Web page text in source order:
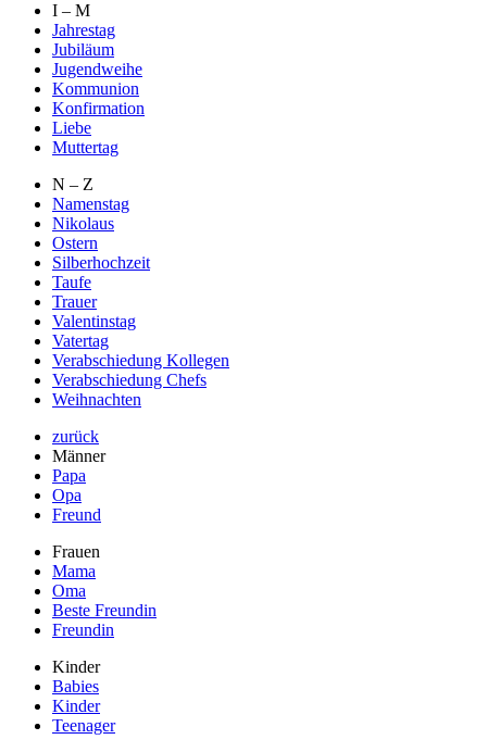
I – M
Jahrestag
Jubiläum
Jugendweihe
Kommunion
Konfirmation
Liebe
Muttertag
N – Z
Namenstag
Nikolaus
Ostern
Silberhochzeit
Taufe
Trauer
Valentinstag
Vatertag
Verabschiedung Kollegen
Verabschiedung Chefs
Weihnachten
zurück
Männer
Papa
Opa
Freund
Frauen
Mama
Oma
Beste Freundin
Freundin
Kinder
Babies
Kinder
Teenager